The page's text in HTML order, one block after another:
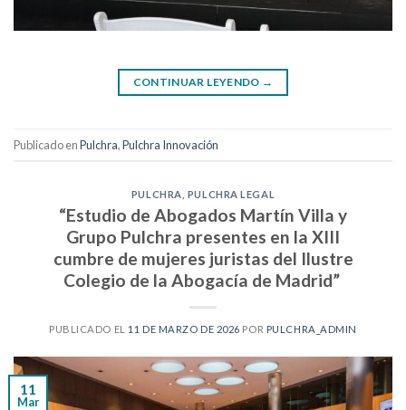
CONTINUAR LEYENDO →
Publicado enPulchra,Pulchra Innovación
PULCHRA PULCHRA LEGAL
“Estudio de Abogados Martín Villa y
Grupo Pulchra presentes en la XIII
cumbre de mujeres juristas del Ilustre
Colegio de la Abogacía de Madrid”
PUBLICADO EL 11 DE MARZO DE 2026 POR PULCHRA_ADMIN
11
Mar